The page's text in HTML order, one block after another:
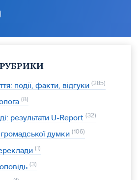
події, факти, відгуки 285
8
результати U-Report 32
думки 106
1
3